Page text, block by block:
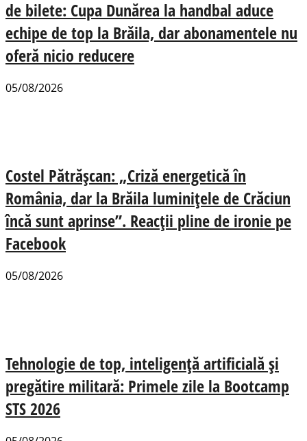
de bilete: Cupa Dunărea la handbal aduce
echipe de top la Brăila, dar abonamentele nu
oferă nicio reducere
05/08/2026
Costel Pătrășcan: „Criză energetică în
România, dar la Brăila luminițele de Crăciun
încă sunt aprinse”. Reacții pline de ironie pe
Facebook
05/08/2026
Tehnologie de top, inteligență artificială și
pregătire militară: Primele zile la Bootcamp
STS 2026